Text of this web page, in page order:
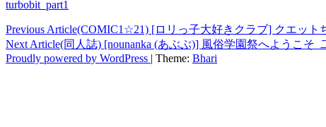
turbobit_part1
Post
navigation
Previous Article(COMIC1☆21) [ロリっ子大好きクラブ] クエッ
Next Article(同人誌) [nounanka (あぶぶ)] 風俗学園祭へようこそ
Proudly powered by WordPress | Theme: Bhari